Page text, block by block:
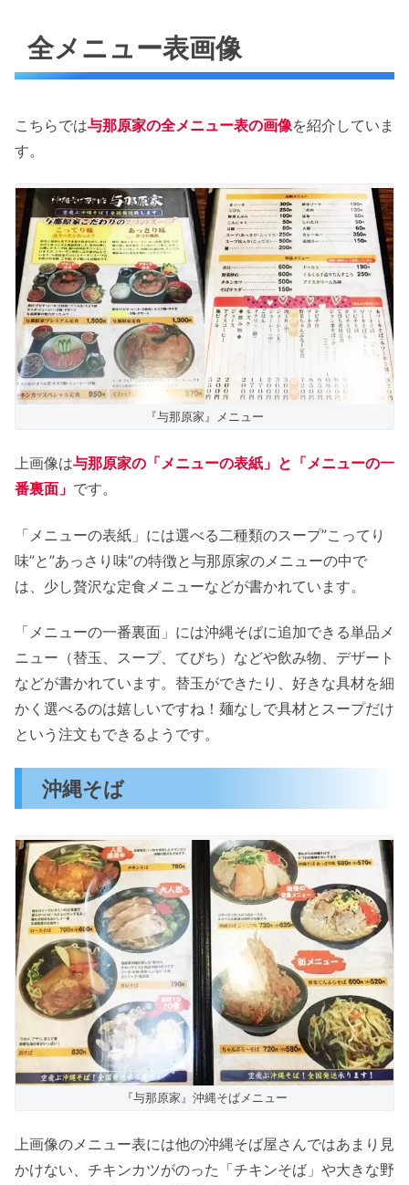
全メニュー表画像
こちらでは与那原家の全メニュー表の画像を紹介していま
す。
『与那原家』メニュー
上画像は与那原家の「メニューの表紙」と「メニューの一
番裏面」 です。
「メニューの表紙」には選べる二種類のスープ”こってり
味”と”あっさり味”の特徴と与那原家のメニューの中で
は、少し贅沢な定食メニューなどが書かれています。
「メニューの一番裏面」には沖縄そばに追加できる単品メ
ニュー（替玉、スープ、てびち）などや飲み物、デザート
などが書かれています。替玉ができたり、好きな具材を細
かく選べるのは嬉しいですね！麺なしで具材とスープだけ
という注文もできるようです。
沖縄そば
『与那原家』沖縄そばメニュー
上画像のメニュー表には他の沖縄そば屋さんではあまり見
かけない、チキンカツがのった「チキンそば」や大きな野